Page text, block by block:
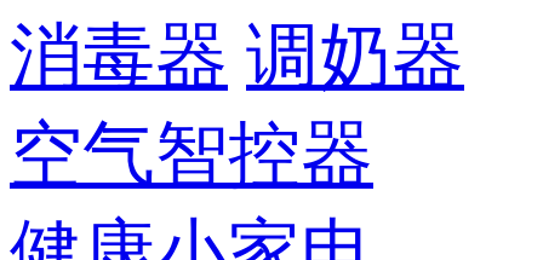
消毒器 调奶器
空气智控器